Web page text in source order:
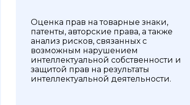
Оценка прав на товарные знаки,
патенты, авторские права, а также
анализ рисков, связанных с
возможным нарушением
интеллектуальной собственности и
защитой прав на результаты
интеллектуальной деятельности.